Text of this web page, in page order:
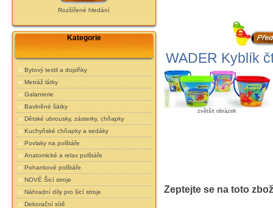
Rozšířené hledání
Kategorie
Bytový textil a doplňky
Metráž látky
Galanterie
Bavlněné šátky
Dětské ubrousky, zásterky, chňapky
Kuchyňské chňapky a sedáky
Povlaky na polštáře
Anatomické a relax polštáře
Pohankové polštáře
NOVÉ Šicí stroje
Náhradní díly pro šicí stroje
Dekorační sítě
WADER Kyblík
zvětšit obrázek
Zeptejte se na toto